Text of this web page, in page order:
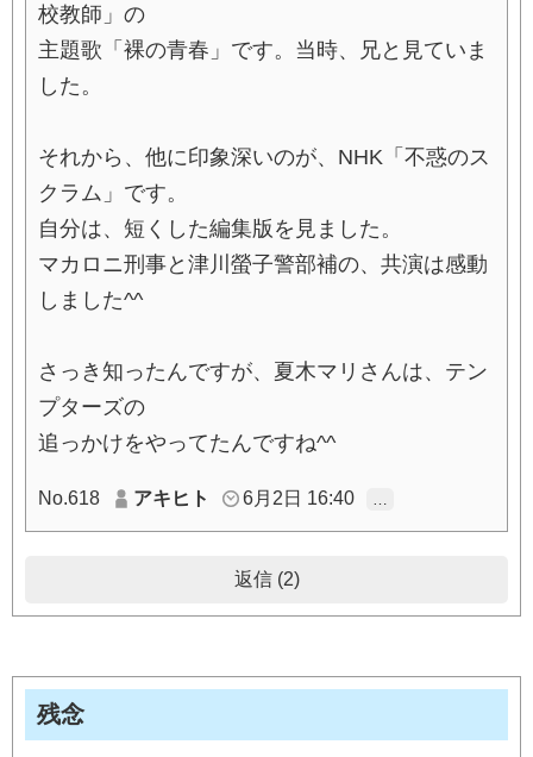
校教師」の
主題歌「裸の青春」です。当時、兄と見ていま
した。
それから、他に印象深いのが、NHK「不惑のス
クラム」です。
自分は、短くした編集版を見ました。
マカロニ刑事と津川螢子警部補の、共演は感動
しました^^
さっき知ったんですが、夏木マリさんは、テン
プターズの
追っかけをやってたんですね^^
No.618 アキヒト 6月2日 16:40
返信 (2)
残念